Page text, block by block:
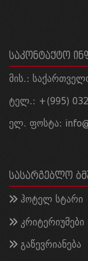
ᲡᲐᲙᲝᲜᲢᲐᲥᲢᲝ
მის.:
ტელ.: +(995)
ელ. ფოსტა:
ᲡᲐᲡᲐᲠᲒᲔᲑᲚᲝ
ჰოტელ სტარი
კრიტერიუმები
გაწევრიანება